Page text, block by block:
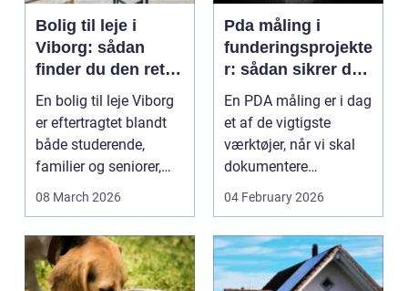
Bolig til leje i
Viborg: sådan
finder du den rette
lejlighed
En bolig til leje Viborg
er eftertragtet blandt
både studerende,
familier og seniorer,
fordi b...
08 March 2026
Pda måling i
funderingsprojekte
r: sådan sikrer du
dokumenteret
bæreevne
En PDA måling er i dag
et af de vigtigste
værktøjer, når vi skal
dokumentere
bæreevnen af pæle til
04 February 2026